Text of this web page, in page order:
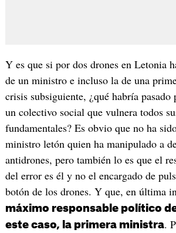
Y es que si por dos drones en Letonia
de un ministro e incluso la de una
crisis subsiguiente, ¿qué habría pasado
un colectivo social que vulnera todos
fundamentales? Es obvio que no ha
ministro letón quien ha manipulado a
antidrones, pero también lo es que el
del error es él y no el encargado de
botón de los drones. Y que, en última
máximo responsable político
este caso, la primera ministra.